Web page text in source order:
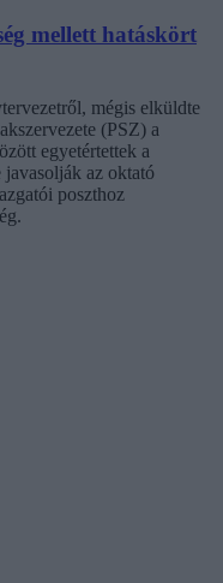
mellett hatáskört
mégis elküldte
(PSZ) a
egyetértettek a
javasolják az oktató
poszthoz